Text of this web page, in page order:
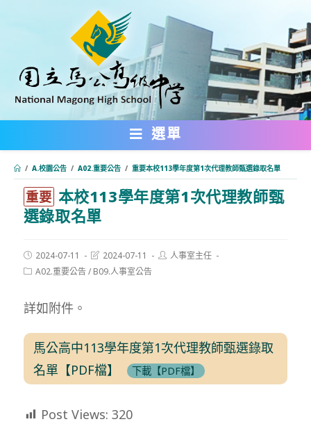
內
選單
/ A.校園公告 / A02.重要公告 / 重要本校113學年度第1次代理教師甄選錄取名單
重要 本校113學年度第1次代理教師甄
選錄取名單
Post
published:
2024-07-11
Post
modified:
2024-07-11
Post人事室主任
PostA02.重要公告/ B09.人事室公告
詳如附件。
馬公高中113學年度第1次代理教師甄選錄取
名單【PDF檔】
下載【PDF檔】
Post Views: 320